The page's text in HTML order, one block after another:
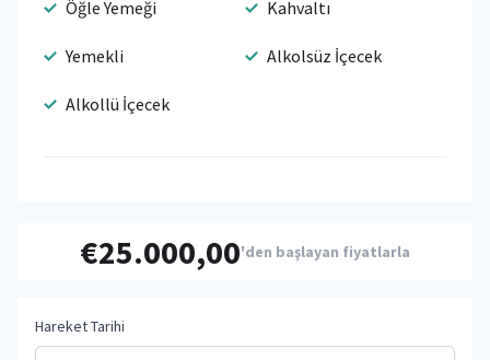
Öğle Yemeği Kahvaltı
Yemekli Alkolsüz İçecek
Alkollü İçecek
€25.000,00'den başlayan fiyatlarla
Hareket Tarihi